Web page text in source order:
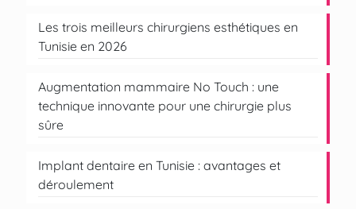
Les trois meilleurs chirurgiens esthétiques en
Tunisie en 2026
Augmentation mammaire No Touch : une
technique innovante pour une chirurgie plus
sûre
Implant dentaire en Tunisie : avantages et
déroulement